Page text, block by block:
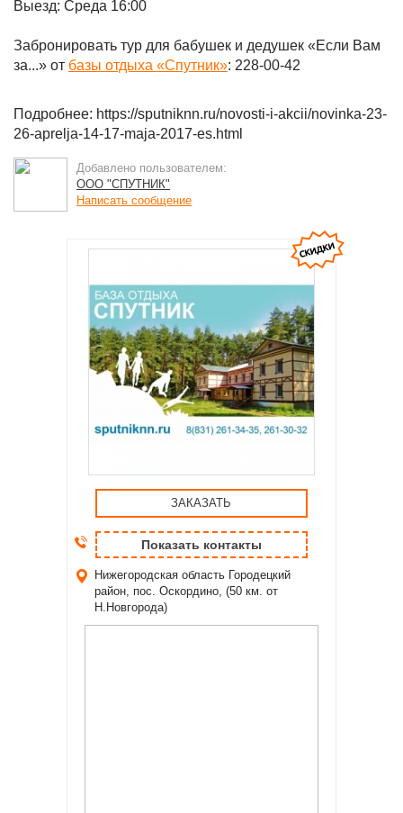
Выезд: Среда 16:00
Забронировать тур для бабушек и дедушек «Если Вам
за...» от базы отдыха «Спутник»: 228-00-42
Подробнее: https://sputniknn.ru/novosti-i-akcii/novinka-23-
26-aprelja-14-17-maja-2017-es.html
Добавлено пользователем:
ООО "СПУТНИК"
Написать сообщение
ЗАКАЗАТЬ
Показать контакты
Нижегородская область Городецкий
район, пос. Оскордино, (50 км. от
Н.Новгорода)